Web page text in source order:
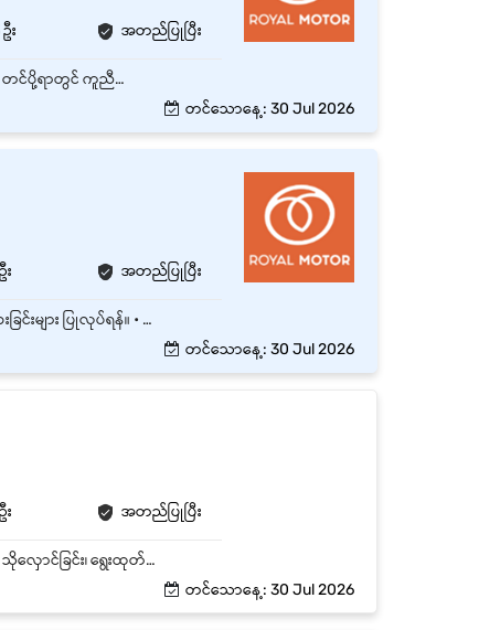
း အတည်ပြုပြီး
Warehouse Helper သည် ဂိုဒေါင်အတွင်းရှိ ပစ္စည်းများကို လက်ခံခြင်း၊ သိမ်းဆည်းခြင်း၊ ထုတ်ပိုးခြင်းနှင့် တင်ပို့ရာတွင် ကူညီဆောင်ရွက်ပေးရမည့် ရာထူးဖြစ်သည်။ ဂိုဒေါင်အလုပ်များကို စနစ်တကျ၊ လုံခြုံစိတ်ချရမှုရှိစွာ လုပ်ဆောင်နိုင်ရန် ပံ့ပိုးပေးရမည်။ ကုန်ပစ္စည်းများကို လက်ခံ၍ စစ်ဆေးခြင်း ပစ္စည်းများကို သတ်မှတ်ထားသောနေရာများတွင် စနစ်တကျ သိမ်းဆည်းခြင်း Order အလိုက် ပစ္စည်းများကို ရွေးထုတ်ခြင်း (Picking) နှင့် ထုပ်ပိုးခြင်း (Packing) Delivery အတွက် ပစ္စည်းများကို ပြင်ဆင်ပေးခြင်း Stock count နှင့် inventory စစ်ဆေးမှုများတွင် ပါဝင်ခြင်း ဂိုဒေါင်အတွင်း သန့်ရှင်းရေးနှင့် စည်းကမ်းထိန်းသိမ်းခြင်း Supervisor မှ ပေးအပ်သော အခြားတာဝန်များကို လုပ်ဆောင်ခြင်း
တင်သောနေ့: 30 Jul 2026
း အတည်ပြုပြီး
• Warehouse အတွင်း ကုန်ပစ္စည်းများ လက်ခံခြင်း (Receiving) နှင့် အရေအတွက်/အခြေအနေ စစ်ဆေးခြင်းများ ပြုလုပ်ရန်။ • ကုန်ပစ္စည်းများကို သတ်မှတ်ထားသော နေရာများတွင် စနစ်တကျ သိမ်းဆည်းထားရန်။ • Stock In / Stock Out လုပ်ငန်းစဉ်များတွင် ပါဝင်ဆောင်ရွက်ရန်။ • ပစ္စည်းထုတ်ပေးခြင်း၊ ထုပ်ပိုးခြင်းနှင့် Delivery အတွက် ပြင်ဆင်ခြင်းများ ပြုလုပ်ရန်။ • Warehouse သန့်ရှင်းရေးနှင့် လုံခြုံရေး စည်းမျဉ်းများကို လိုက်နာရန်။ • Stock Count နှင့် Inventory စစ်ဆေးမှုများတွင် ပါဝင်ကူညီရန်။ • Warehouse Document များ (GRN, Delivery Note, Stock Card စသည်) များကို စနစ်တကျ ထိန်းသိမ်းရန်။ • Warehouse Supervisor မှ ပေးအပ်သော တာဝန်များကို အချိန်မီ ဆောင်ရွက်ရန်။ • Inventory Tracking- ကုန်ပစ္စည်းစာရင်းများမှန်ကန်မှူရှိစေရန် daily, weekly, monthly ground stock စစ်ဆေးခြင်းများကို supervisor , အခြား staff များနှင့်ပူးပေါင်းဆောင်ရွက်ရမည်။
တင်သောနေ့: 30 Jul 2026
း အတည်ပြုပြီး
ဂိုဒေါင်ဝန်ထမ်းများနှင့် နေ့စဉ်လုပ်ငန်းဆောင်တာများကို ကြီးကြပ်စီမံခန့်ခွဲခြင်း။ ကုန်ပစ္စည်းလက်ခံခြင်း၊ သိုလှောင်ခြင်း၊ ရွေးထုတ်ခြင်း (Picking)၊ ထုပ်ပိုးခြင်း (Packing) နှင့် ပို့ဆောင်ခြင်း (Shipping) လုပ်ငန်းစဉ်များကို စောင့်ကြည့်ထိန်းချုပ်ခြင်း။ နေ့စဥ် Warehouse အဝင်အထွက် ပစ္စည်းများကို စာရင်းပြုစုခြင်း။ ဂိုဒေါင်အတွင်း စနစ်တကျ စီမံထားရှိမှုနှင့် သန့်ရှင်းသပ်ရပ်မှုကို ထိန်းသိမ်းခြင်း။ Warehouse Helper များအား ကြည့်ကျပ် သင်ကြားပေးခြင်း။ Warehouse သန့် ရှင်းမှုအား ကြည့်ကျပ်ပေးခြင်း။ အပတ်စဥ် လစဥ် Report များ အား ပို့ပေးခြင်း။
တင်သောနေ့: 30 Jul 2026